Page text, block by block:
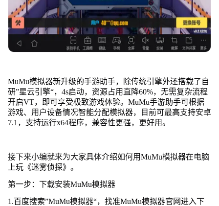
MuMu模拟器新升级的手游助手，除传统引擎外还搭载了自
研”星云引擎“，4s启动，资源占用直降60%，无需复杂流程
开启VT，即可享受极致游戏体验。MuMu手游助手可根据
游戏、用户设备情况智能分配模拟器，目前可最高支持安卓
7.1，支持运行x64程序，兼容性更强，更好用。
接下来小编就来为大家具体介绍如何用MuMu模拟器在电脑
上玩《迷雾侦探》。
第一步：下载安装MuMu模拟器
1.百度搜索”MuMu模拟器“，找准MuMu模拟器官网进入下